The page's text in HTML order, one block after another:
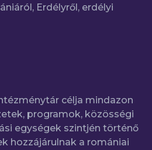
Erdélyről, erdélyi
célja mindazon
programok, közösségi
egységek szintjén történő
hozzájárulnak a romániai